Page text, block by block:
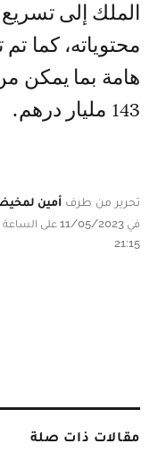
الملك إلى
محتوياته، كما
هامة بما يمكن من
143 مليار درهم.
تحرير من طرف أمين
21:15
مقالات ذات صلة